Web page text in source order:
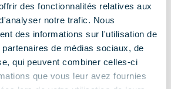
des fonctionnalités relatives aux
notre trafic. Nous
des informations sur l'utilisation de
de médias sociaux, de
qui peuvent combiner celles-ci
que vous leur avez fournies
EL ADM DENTAL